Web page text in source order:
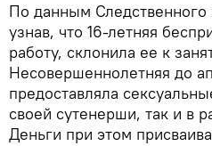
По данным
узнав, что 16-летняя
работу, склонила ее к
Несовершеннолетняя до
предоставляла
своей сутенерши, так и в
Деньги при этом